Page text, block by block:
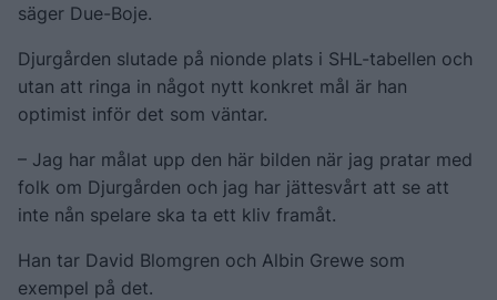
säger Due-Boje.
Djurgården slutade på nionde plats i SHL-tabellen och
utan att ringa in något nytt konkret mål är han
optimist inför det som väntar.
– Jag har målat upp den här bilden när jag pratar med
folk om Djurgården och jag har jättesvårt att se att
inte nån spelare ska ta ett kliv framåt.
Han tar David Blomgren och Albin Grewe som
exempel på det.